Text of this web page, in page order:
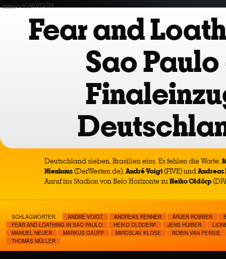
Mittwoch, 09.07.2014
Fear and
Sao Paulo
Deutschland sieben, Brasilien eins. Es fehlen die Worte:
Nienhaus(DerWesten.de), André Voigt(FIVE) undAndreas
Anruf ins Stadion von Belo Horizonte zuHeiko Oldörp
SCHLAGWÖRTER: ANDRÉ VOIGT ANDREAS RENNER ARJEN ROBBEN
FEAR AND LOATHING IN SAO PAULO
HEIKO OLDOERP JENS HUIBER
MANUEL NEUER
MARKUS GAUPP MIROSLAV KLOSE
ROBIN VAN PERSIE
THOMAS MÜLLER